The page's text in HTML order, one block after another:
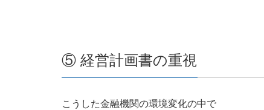
⑤ 経営計画書の重視
こうした金融機関の環境変化の中で